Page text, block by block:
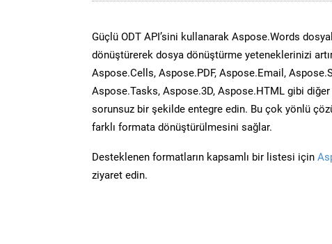
Güçlü ODT API’sini kullanarak Aspose.Words
dönüştürerek dosya dönüştürme yeteneklerinizi
Aspose.Cells, Aspose.PDF, Aspose.Email,
Aspose.Tasks, Aspose.3D, Aspose.HTML gibi
sorunsuz bir şekilde entegre edin. Bu çok yönlü
farklı formata dönüştürülmesini sağlar.
Desteklenen formatların kapsamlı bir listesi için
ziyaret edin.